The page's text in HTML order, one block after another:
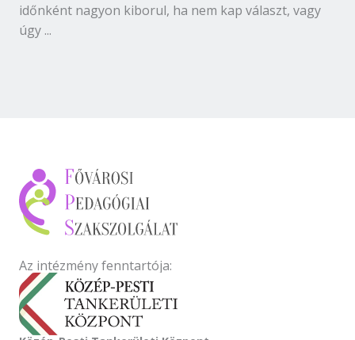
időnként nagyon kiborul, ha nem kap választ, vagy
úgy ...
Az intézmény fenntartója: